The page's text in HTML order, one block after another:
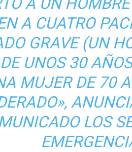
A CUATRO
GRAVE (UN
UNOS 30
MUJER DE 70
LOS